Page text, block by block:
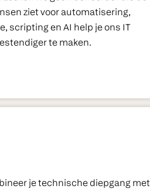
ziet voor automatisering,
scripting en AI help je ons IT
te maken.
je technische diepgang met